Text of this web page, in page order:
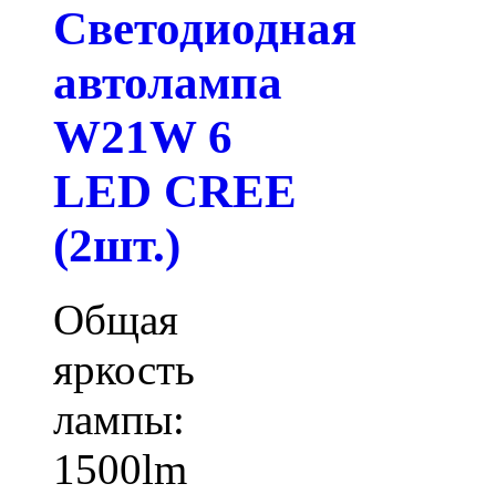
Светодиодная
автолампа
W21W 6
LED CREE
(2шт.)
Общая
яркость
лампы:
1500lm